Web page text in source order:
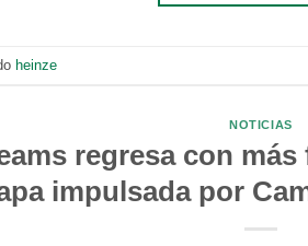
heinze
NOTICIAS
regresa con
impulsada por